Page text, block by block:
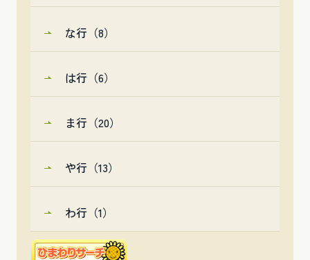
な行（8）
は行（6）
ま行（20）
や行（13）
わ行（1）